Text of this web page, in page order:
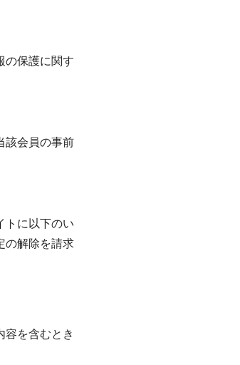
の保護に関す
該会員の事前
トに以下のい
の解除を請求
容を含むとき